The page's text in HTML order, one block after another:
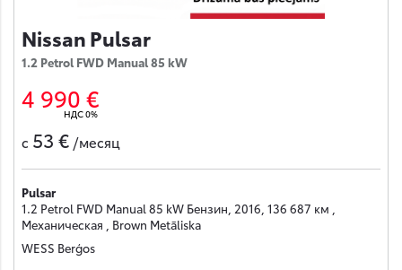
Nissan Pulsar
1.2 Petrol FWD Manual 85 kW
4 990 €
НДС 0%
с 53 € /месяц
Pulsar
1.2 Petrol FWD Manual 85 kW Бензин, 2016, 136 687 км ,
Механическая , Brown Metāliska
WESS Berģos